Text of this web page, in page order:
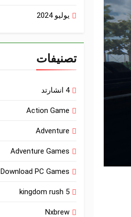
يوليو 2024
تصنيفات
4 انشارتد
Action Game
Adventure
Adventure Games
Download PC Games – تحميل العاب الويندوز
kingdom rush 5
Nxbrew